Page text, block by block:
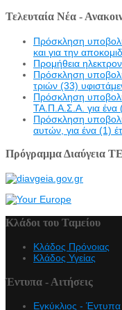
Τελευταία Νέα -
Πρόσκληση
και για την
Προμήθεια
Πρόσκληση
τριών (33)
Πρόσκληση
ΤΑ.Π.Α.Σ.Α. για ένα
Πρόσκληση
αυτών, για ένα (1)
Πρόγραμμα Διαύγεια
Κλάδοι του Ταμείου
Κλάδος Πρόνοιας
Κλάδος Υγείας
Έντυπα - Αιτήσεις
Εγκύκλιος - Έντυπα